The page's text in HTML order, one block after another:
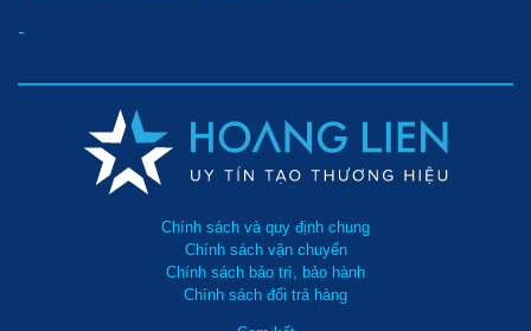
-
Chính sách và quy định chung
Chính sách vận chuyển
Chính sách bảo trì, bảo hành
Chính sách đổi trả hàng